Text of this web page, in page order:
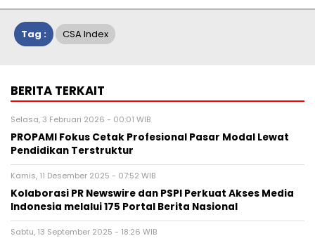
Tag : CSA Index
BERITA TERKAIT
Selasa, 3 Februari 2026 - 00:01 WIB
PROPAMI Fokus Cetak Profesional Pasar Modal Lewat
Pendidikan Terstruktur
Kamis, 11 Desember 2025 - 07:52 WIB
Kolaborasi PR Newswire dan PSPI Perkuat Akses Media
Indonesia melalui 175 Portal Berita Nasional
Sabtu, 13 September 2025 - 18:26 WIB